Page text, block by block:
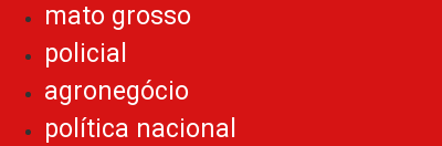
mato grosso
policial
agronegócio
política nacional